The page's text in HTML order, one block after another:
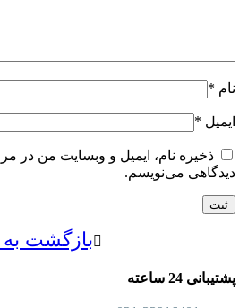
*
نام، ایمیل و وبسایت من در مرورگر
می‌نویسم.
بازگشت به بالا
ساعته